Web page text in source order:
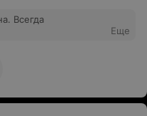
Всегда
Еще